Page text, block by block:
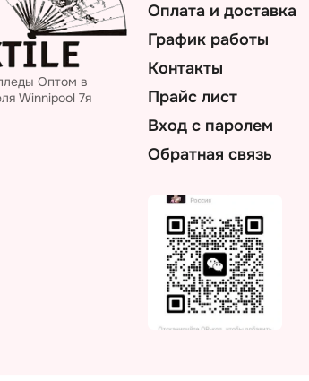
Оптом в
Winnipool 7я
Оплата и доставка
График работы
Контакты
Прайс лист
Вход с паролем
Обратная связь